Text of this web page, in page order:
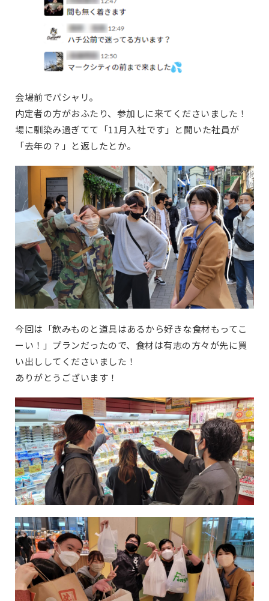
会場前でパシャリ。
内定者の方がおふたり、参加しに来てくださいました！
場に馴染み過ぎてて「11月入社です」と聞いた社員が
「去年の？」と返したとか。
今回は「飲みものと道具はあるから好きな食材もってこ
ーい！」プランだったので、食材は有志の方々が先に買
い出ししてくださいました！
ありがとうございます！